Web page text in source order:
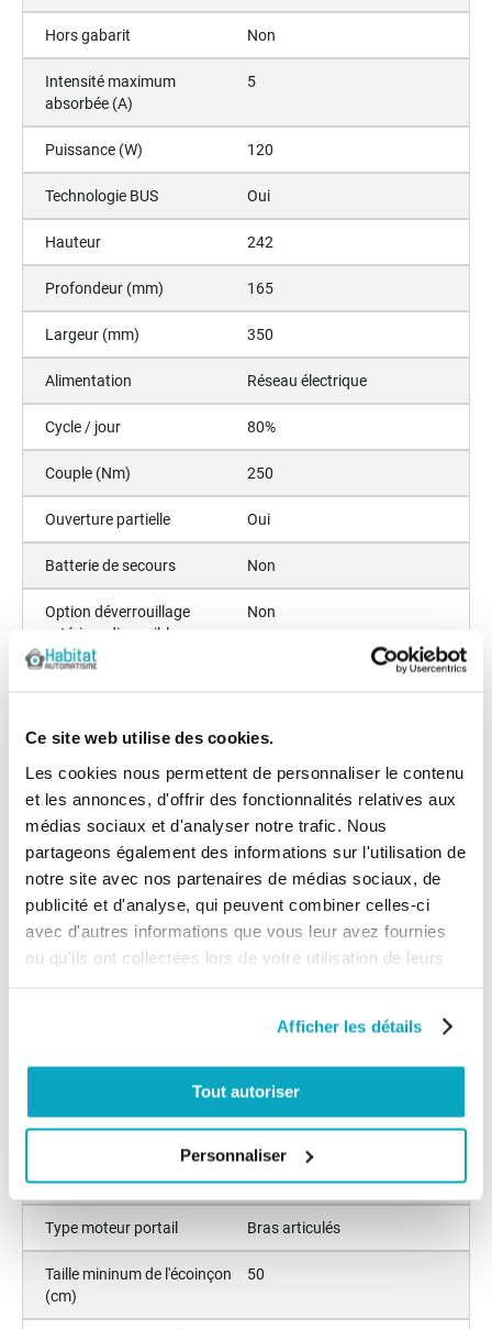
Ce site web utilise des cookies.
Les cookies nous permettent de personnaliser le contenu
et les annonces, d'offrir des fonctionnalités relatives aux
médias sociaux et d'analyser notre trafic. Nous
partageons également des informations sur l'utilisation de
notre site avec nos partenaires de médias sociaux, de
publicité et d'analyse, qui peuvent combiner celles-ci
avec d'autres informations que vous leur avez fournies
ou qu'ils ont collectées lors de votre utilisation de leurs
Afficher les détails
Tout autoriser
Personnaliser
Hors gabarit Non
Intensité maximum
absorbée (A)
5
Puissance (W) 120
Technologie BUS Oui
Hauteur 242
Profondeur (mm) 165
Largeur (mm) 350
Alimentation Réseau électrique
Cycle / jour 80%
Couple (Nm) 250
Ouverture partielle Oui
Batterie de secours Non
Option déverrouillage
extérieur disponible
Non
Garantie 30 mois
Largeur minimum du
vantail (cm)
100
Angle d'ouverture maximum
(degrès)
111-130
Cote c (cm) >25
(kg)
Taille minimum de
l'écoinçon
>25
Pose Entre piliers
Type moteur portail Bras articulés
Taille mininum de l'écoinçon
(cm)
50